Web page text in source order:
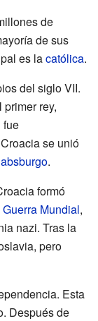
de
de sus
es lacatólica.
del siglo VII.
rey,
fue
se unió
.
formó
Mundial,
nazi. Tras la
pero
Esta
Después de